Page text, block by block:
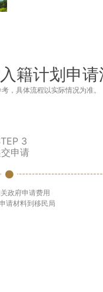
籍计划申请
，具体流程以实际情况为准。
3
申请
政府申请费用
请材料到移民局